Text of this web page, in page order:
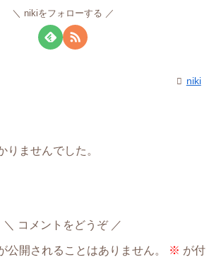
nikiをフォローする
niki
りませんでした。
コメントをどうぞ
公開されることはありません。 ※ が付